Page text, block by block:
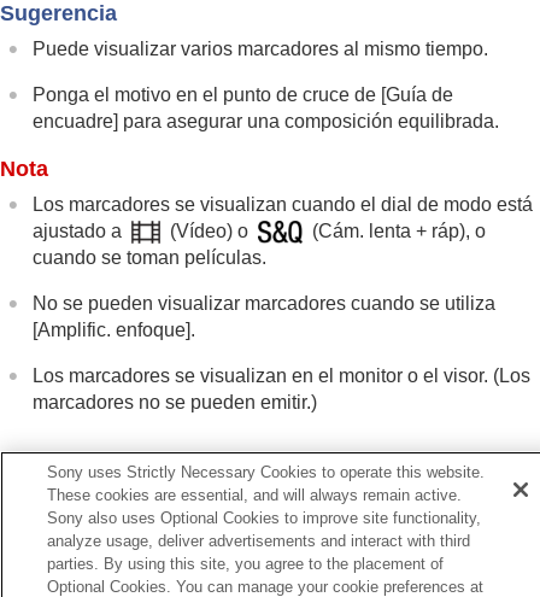
Verificac. luminosa
Visual. marcador(imagen fija)
Visual. marcador (película)
Grabación de audio de película
Creación de imágenes fijas mientras se graba
Ajustes TC/UB
Emisión de películas RAW a una grabadora RAW
Transmisión en vivo de vídeo y audio
Personalización de la cámara
Cambio de los ajustes de la cámara
Funciones disponibles con un smartphone
Utilización de un ordenador
Uso del servicio en la nube
Apéndice
Si tiene problemas
Sugerencia
Puede visualizar varios marcadores al mismo tiempo.
Ponga el motivo en el punto de cruce de [Guía de
encuadre] para asegurar una composición equilibrada.
Nota
Los marcadores se visualizan cuando el dial de modo está
ajustado a
(Vídeo) o (Cám. lenta + ráp), o
cuando se toman películas.
No se pueden visualizar marcadores cuando se utiliza
[Amplific. enfoque].
Los marcadores se visualizan en el monitor o el visor. (Los
marcadores no se pueden emitir.)
Anterior
marcador (imagen fija)
Siguiente
Asist. visual.
Sony uses Strictly Necessary Cookies to operate this website.
These cookies are essential, and will always remain active.
Sony also uses Optional Cookies to improve site functionality,
analyze usage, deliver advertisements and interact with third
parties. By using this site, you agree to the placement of
Optional Cookies. You can manage your cookie preferences at